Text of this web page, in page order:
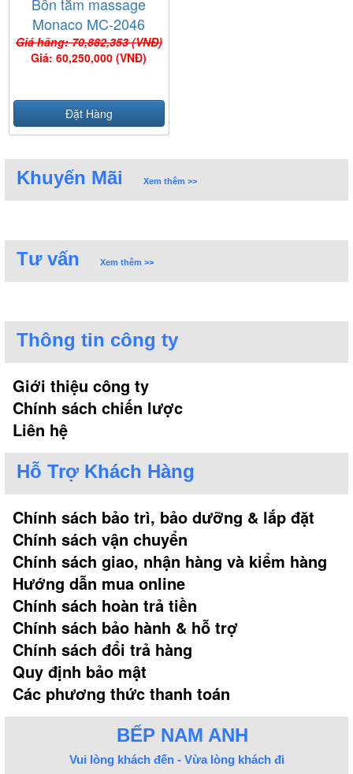
Bồn tắm massage
Monaco MC-2046
Giá hãng: 70,882,353 (VNĐ)
Giá: 60,250,000 (VNĐ)
Đặt Hàng
Khuyến Mãi Xem thêm >>
Tư vấn Xem thêm >>
Thông tin công ty
Giới thiệu công ty
Chính sách chiến lược
Liên hệ
Hỗ Trợ Khách Hàng
Chính sách bảo trì, bảo dưỡng & lắp đặt
Chính sách vận chuyển
Chính sách giao, nhận hàng và kiểm hàng
Hướng dẫn mua online
Chính sách hoàn trả tiền
Chính sách bảo hành & hỗ trợ
Chính sách đổi trả hàng
Quy định bảo mật
Các phương thức thanh toán
BẾP NAM ANH
Vui lòng khách đến - Vừa lòng khách đi